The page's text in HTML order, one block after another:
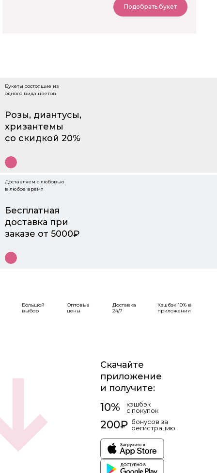
Подобрать букет
Букеты состоящие из
одного вида цветов
Розы, диантусы,
хризантемы
со скидкой 20%
Доставляем с любовью
в любое время
Бесплатная
доставка при
заказе от 5000₽
Оптовые
цены
Большой
выбор
Кэшбэк 10% в
приложении
Доставка
24/7
Скачайте
приложение
и получите:
10%
бонусов за
регистрацию
кэшбэк
с покупок
200₽